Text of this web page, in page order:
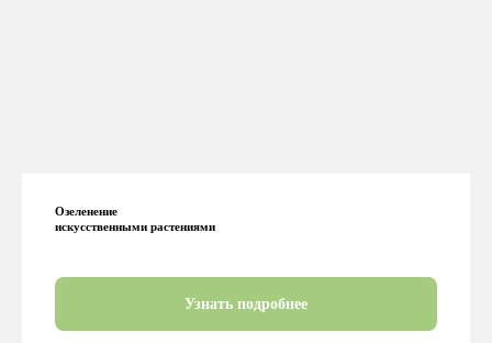
Озеленение
искусственными растениями
Узнать подробнее